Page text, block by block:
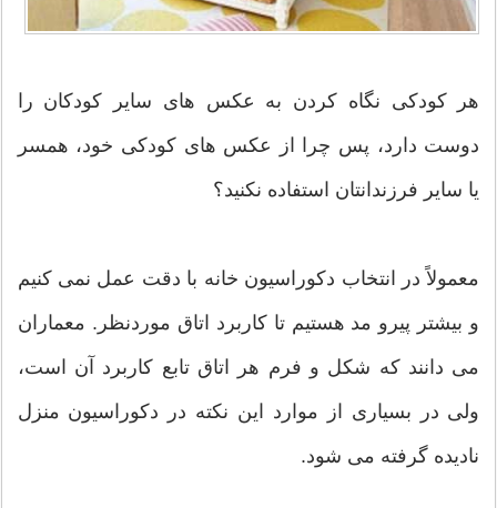
هر کودکی نگاه کردن به عکس های سایر کودکان را
دوست دارد، پس چرا از عکس های کودکی خود، همسر
یا سایر فرزندانتان استفاده نکنید؟
معمولاً در انتخاب دکوراسیون خانه با دقت عمل نمی کنیم
و بیشتر پیرو مد هستیم تا کاربرد اتاق موردنظر. معماران
می دانند که شکل و فرم هر اتاق تابع کاربرد آن است،
ولی در بسیاری از موارد این نکته در دکوراسیون منزل
نادیده گرفته می شود.